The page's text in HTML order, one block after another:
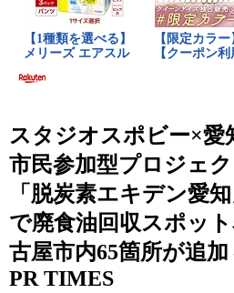
スタジオスポビー×愛
市民参加型プロジェク
「脱炭素エキデン愛知
で廃食油回収スポット
古屋市内65箇所が追加
PR TIMES